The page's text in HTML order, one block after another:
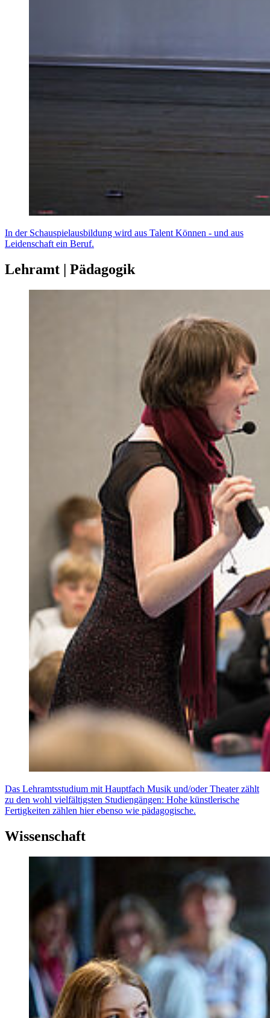
In der Schauspielausbildung wird aus Talent Können - und aus
Leidenschaft ein Beruf.
Lehramt | Pädagogik
Das Lehramtsstudium mit Hauptfach Musik und/oder Theater zählt
zu den wohl vielfältigsten Studiengängen: Hohe künstlerische
Fertigkeiten zählen hier ebenso wie pädagogische.
Wissenschaft